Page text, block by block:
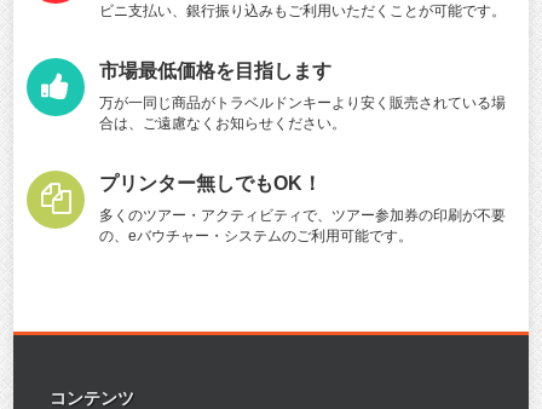
ビニ支払い、銀行振り込みもご利用いただくことが可能です。
市場最低価格を目指します
万が一同じ商品がトラベルドンキーより安く販売されている場
合は、ご遠慮なくお知らせください。
プリンター無しでもOK！
多くのツアー・アクティビティで、ツアー参加券の印刷が不要
の、eバウチャー・システムのご利用可能です。
コンテンツ